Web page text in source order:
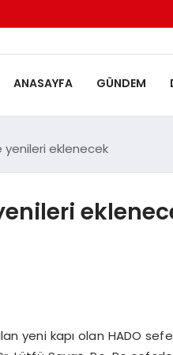
ANASAYFA GÜNDEM
yenileri eklenecek
yeni kapı olan HADO